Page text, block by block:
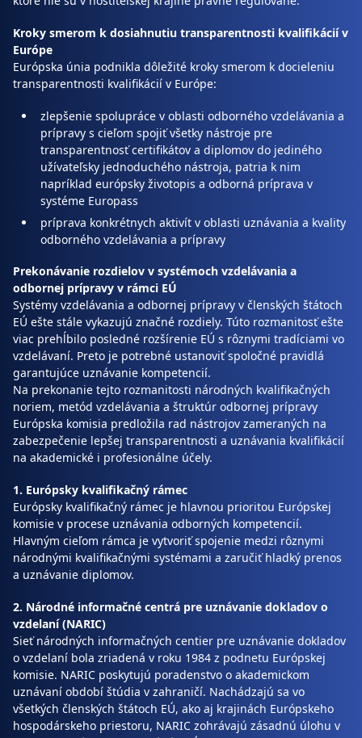
Kroky smerom k dosiahnutiu transparentnosti kvalifikácií v
Európe
Európska únia podnikla dôležité kroky smerom k docieleniu
transparentnosti kvalifikácií v Európe:
zlepšenie spolupráce v oblasti odborného vzdelávania a
prípravy s cieľom spojiť všetky nástroje pre
transparentnosť certifikátov a diplomov do jediného
užívateľsky jednoduchého nástroja, patria k nim
napríklad európsky životopis a odborná príprava v
systéme Europass
príprava konkrétnych aktivít v oblasti uznávania a kvality
odborného vzdelávania a prípravy
Prekonávanie rozdielov v systémoch vzdelávania a
odbornej prípravy v rámci EÚ
Systémy vzdelávania a odbornej prípravy v členských štátoch
EÚ ešte stále vykazujú značné rozdiely. Túto rozmanitosť ešte
viac prehĺbilo posledné rozšírenie EÚ s rôznymi tradíciami vo
vzdelávaní. Preto je potrebné ustanoviť spoločné pravidlá
garantujúce uznávanie kompetencií.
Na prekonanie tejto rozmanitosti národných kvalifikačných
noriem, metód vzdelávania a štruktúr odbornej prípravy
Európska komisia predložila rad nástrojov zameraných na
zabezpečenie lepšej transparentnosti a uznávania kvalifikácií
na akademické i profesionálne účely.
1. Európsky kvalifikačný rámec
Európsky kvalifikačný rámec je hlavnou prioritou Európskej
komisie v procese uznávania odborných kompetencií.
Hlavným cieľom rámca je vytvoriť spojenie medzi rôznymi
národnými kvalifikačnými systémami a zaručiť hladký prenos
a uznávanie diplomov.
2. Národné informačné centrá pre uznávanie dokladov o
vzdelaní (NARIC)
Sieť národných informačných centier pre uznávanie dokladov
o vzdelaní bola zriadená v roku 1984 z podnetu Európskej
komisie. NARIC poskytujú poradenstvo o akademickom
uznávaní období štúdia v zahraničí. Nachádzajú sa vo
všetkých členských štátoch EÚ, ako aj krajinách Európskeho
hospodárskeho priestoru, NARIC zohrávajú zásadnú úlohu v